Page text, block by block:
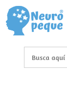
Saltar
al
contenido